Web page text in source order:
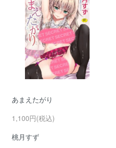
あまえたがり
1,100円(税込)
桃月すず